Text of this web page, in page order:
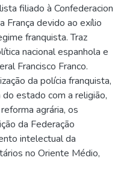
filiado à Confederacion
França devido ao exílio
franquista. Traz
nacional espanhola e
Francisco Franco.
da polícia franquista,
estado com a religião,
agrária, os
da Federação
intelectual da
no Oriente Médio,